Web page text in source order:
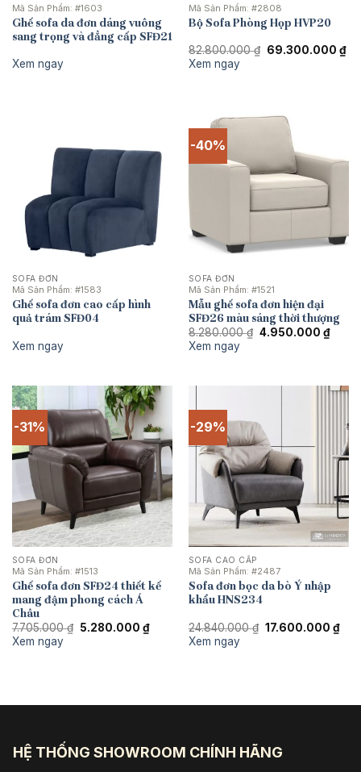
Mã Sản Phẩm: #1603
Ghế sofa da đơn dáng vuông
sang trọng và đẳng cấp SFĐ21
Xem ngay
Mã Sản Phẩm: #2808
Bộ Sofa Phòng Họp HVP20
82.800.000₫ Giá
69.300.000 ₫
Xem ngay
SOFA ĐƠN
Mã Sản Phẩm: #1583
Ghế sofa đơn cao cấp hình
quả trám SFĐ04
Xem ngay
-40%
SOFA ĐƠN
Mã Sản Phẩm: #1521
Mẫu ghế sofa đơn hiện đại
SFĐ26 màu sáng thời thượng
8.280.000₫ Giá
4.950.000 ₫Giá
hiện
Xem ngay
-31%
SOFA ĐƠN
Mã Sản Phẩm: #1513
Ghế sofa đơn SFĐ24 thiết kế
mang đậm phong cách Á
Châu
7.705.000₫ Giá
5.280.000 ₫Giá
hiện
Xem ngay
-29%
SOFA CAO CẤP
Mã Sản Phẩm: #2487
Sofa đơn bọc da bò Ý nhập
khẩu HNS234
24.840.000₫ Giá
17.600.000 ₫Giá
hiện
Xem ngay
HỆ THỐNG SHOWROOM CHÍNH HÃNG